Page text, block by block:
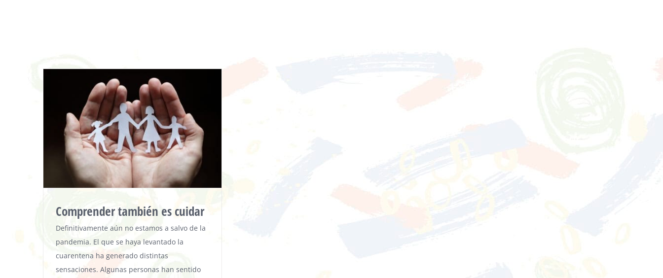
Comprender también es cuidar
Definitivamente aún no estamos a salvo de la
pandemia. El que se haya levantado la
cuarentena ha generado distintas
sensaciones. Algunas personas han sentido